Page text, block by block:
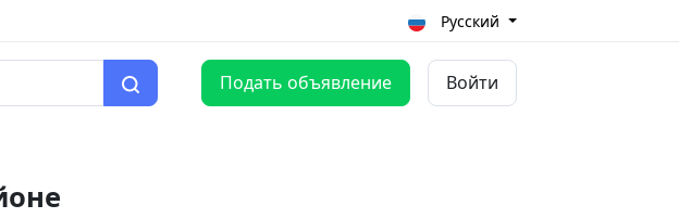
Русский
Подать объявление Войти